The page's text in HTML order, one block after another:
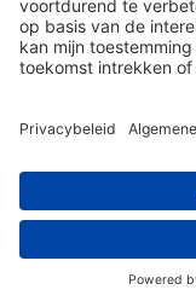
Maandelijks
je dan nu in!
privacy